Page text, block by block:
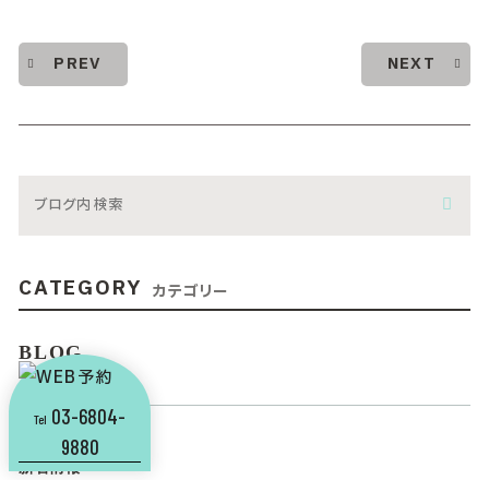
PREV NEXT
CATEGORY カテゴリー
BLOG
ブログ
NEWS
新着情報
Tel 03-6804-
9880